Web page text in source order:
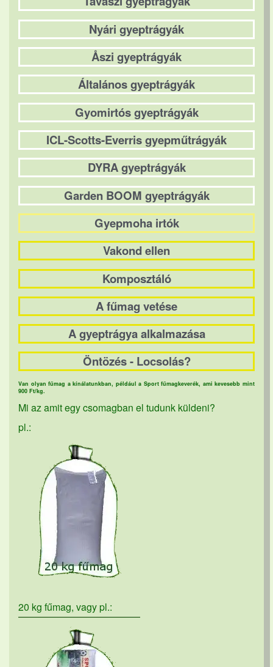
Nyári gyeptrágyák
Åszi gyeptrágyák
Általános gyeptrágyák
Gyomirtós gyeptrágyák
ICL-Scotts-Everris gyepműtrágyák
DYRA gyeptrágyák
Garden BOOM gyeptrágyák
Gyepmoha irtók
Vakond ellen
Komposztáló
A fűmag vetése
A gyeptrágya alkalmazása
Öntözés - Locsolás?
Van olyan fűmag a kínálatunkban, például a Sport fűmagkeverék, ami kevesebb mint
900 Ft/kg.
Mi az amit egy csomagban el tudunk küldeni?
pl.:
20 kg fűmag, vagy pl.: